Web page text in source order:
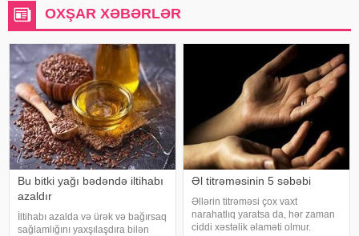
OXŞAR XƏBƏRLƏR
Bu bitki yağı bədəndə iltihabı
azaldır
İltihabı azalda və ürək və bağırsaq
sağlamlığını yaxşılaşdıra bilən
Əl titrəməsinin 5 səbəbi
Əllərin titrəməsi çox vaxt
narahatlıq yaratsa da, hər zaman
ciddi xəstəlik əlaməti olmur.